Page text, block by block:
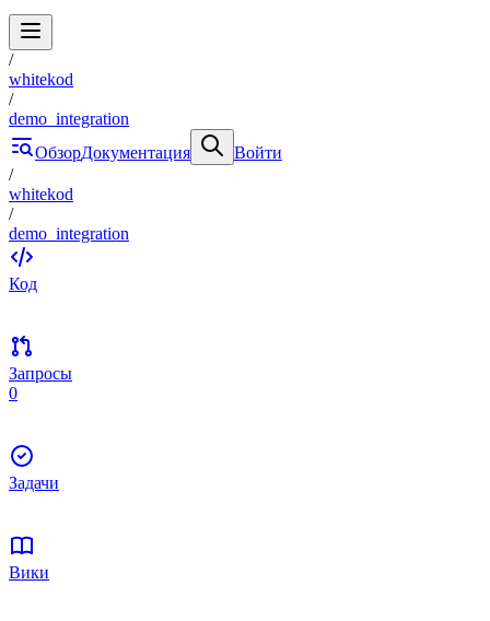
/
whitekod
/
demo_integration
ОбзорДокументация
Войти
/
whitekod
/
demo_integration
Код
Запросы
0
Задачи
Вики